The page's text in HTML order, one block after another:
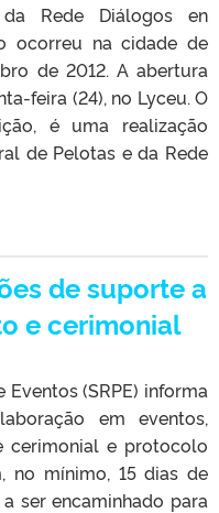
Rede Diálogos en
ocorreu na cidade de
de 2012. A abertura
feira (24), no Lyceu. O
é uma realização
de Pelotas e da Rede
de suporte a
e cerimonial
(SRPE) informa
em eventos,
cerimonial e protocolo
no mínimo, 15 dias de
ser encaminhado para